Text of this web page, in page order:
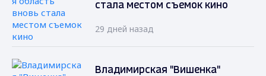
стала местом съемок кино
29 дней назад
Владимирская "Вишенка"